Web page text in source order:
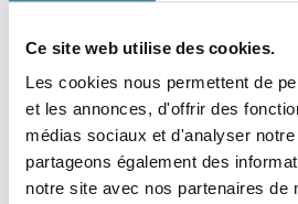
Ce site web utilise des cookies.
Les cookies nous permettent de
et les annonces, d'offrir des
médias sociaux et d'analyser
partageons également des
notre site avec nos partenaires de
10 juin 2026
FINANCES MUNICIPALES |
2025 et de l’état de situation